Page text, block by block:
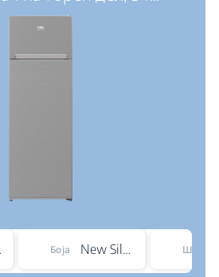
Боја New Silver – ARC 1035